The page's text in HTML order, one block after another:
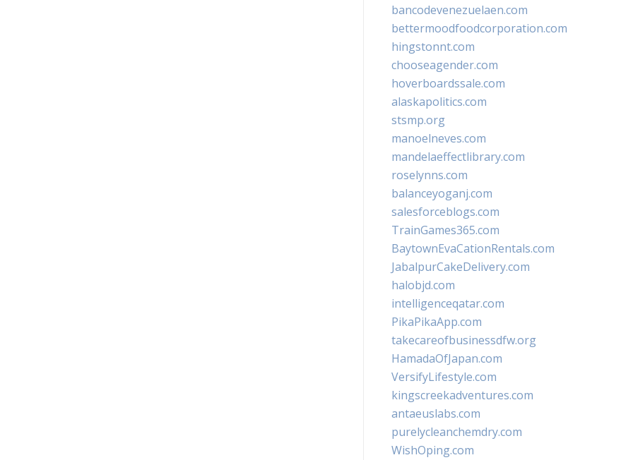
bancodevenezuelaen.com
bettermoodfoodcorporation.com
hingstonnt.com
chooseagender.com
hoverboardssale.com
alaskapolitics.com
stsmp.org
manoelneves.com
mandelaeffectlibrary.com
roselynns.com
balanceyoganj.com
salesforceblogs.com
TrainGames365.com
BaytownEvaCationRentals.com
JabalpurCakeDelivery.com
halobjd.com
intelligenceqatar.com
PikaPikaApp.com
takecareofbusinessdfw.org
HamadaOfJapan.com
VersifyLifestyle.com
kingscreekadventures.com
antaeuslabs.com
purelycleanchemdry.com
WishOping.com